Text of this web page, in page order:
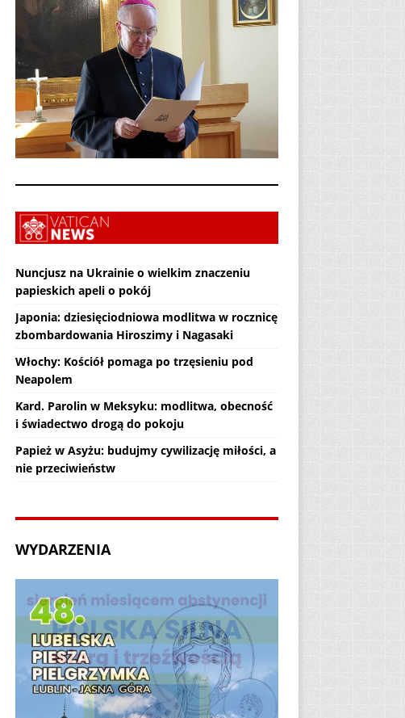
Nuncjusz na Ukrainie o wielkim znaczeniu
papieskich apeli o pokój
Japonia: dziesięciodniowa modlitwa w rocznicę
zbombardowania Hiroszimy i Nagasaki
Włochy: Kościół pomaga po trzęsieniu pod
Neapolem
Kard. Parolin w Meksyku: modlitwa, obecność
i świadectwo drogą do pokoju
Papież w Asyżu: budujmy cywilizację miłości, a
nie przeciwieństw
WYDARZENIA